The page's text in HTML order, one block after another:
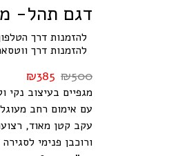
דגם תהל-
להזמנות דרך
להזמנות דרך
₪500
₪385
מגפיים בעיצוב נקי
עם אימום רחב
עקב קטן מאוד,
ורוכבן פנימי